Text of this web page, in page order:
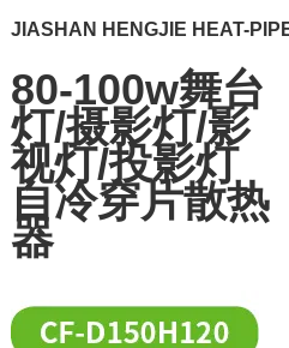
JIASHAN HENGJIE HEAT-
80-100w舞台
灯/摄影灯/影
视灯/投影灯
自冷穿片散热
器